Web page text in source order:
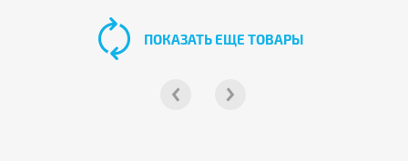
ПОКАЗАТЬ ЕЩЕ ТОВАРЫ